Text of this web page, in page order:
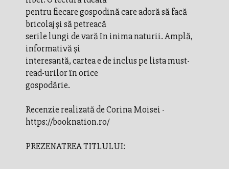
pentru fiecare gospodină care adoră să facă
bricolaj și să petreacă
serile lungi de vară în inima naturii. Amplă,
informativă și
interesantă, cartea e de inclus pe lista must-
read-urilor în orice
gospodărie.
Recenzie realizată de Corina Moisei -
https://booknation.ro/
PREZENATREA TITLULUI: